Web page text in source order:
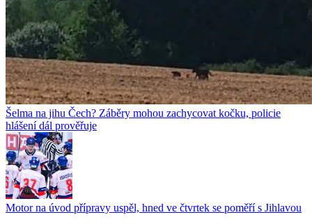
Šelma na jihu Čech? Záběry mohou zachycovat kočku, policie
hlášení dál prověřuje
Motor na úvod přípravy uspěl, hned ve čtvrtek se poměří s Jihlavou